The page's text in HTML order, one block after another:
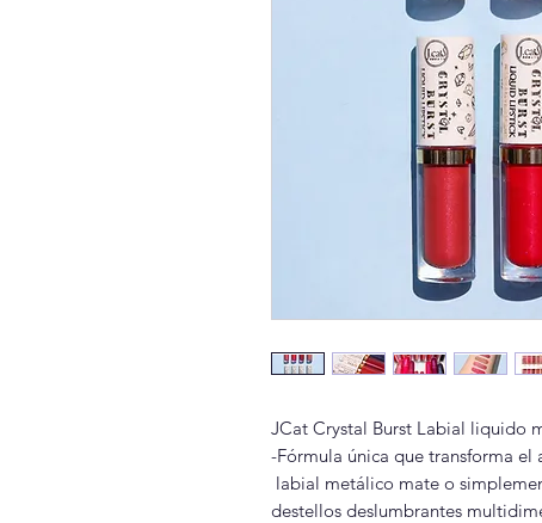
JCat Crystal Burst Labial liquido
-Fórmula única que transforma el
labial metálico mate o
destellos deslumbrantes